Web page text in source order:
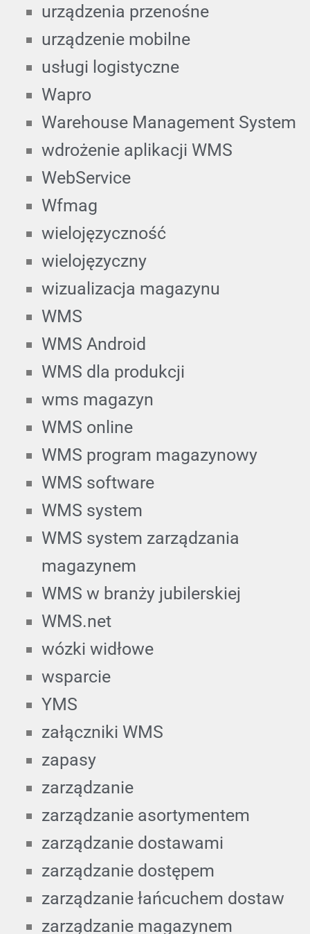
urządzenia przenośne
urządzenie mobilne
usługi logistyczne
Wapro
Warehouse Management System
wdrożenie aplikacji WMS
WebService
Wfmag
wielojęzyczność
wielojęzyczny
wizualizacja magazynu
WMS
WMS Android
WMS dla produkcji
wms magazyn
WMS online
WMS program magazynowy
WMS software
WMS system
WMS system zarządzania
magazynem
WMS w branży jubilerskiej
WMS.net
wózki widłowe
wsparcie
YMS
załączniki WMS
zapasy
zarządzanie
zarządzanie asortymentem
zarządzanie dostawami
zarządzanie dostępem
zarządzanie łańcuchem dostaw
zarządzanie magazynem